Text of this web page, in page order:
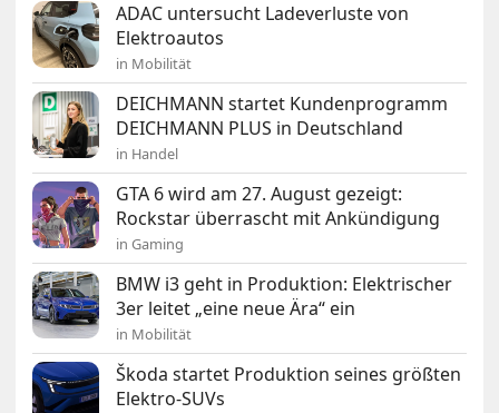
ADAC untersucht Ladeverluste von
Elektroautos
in Mobilität
DEICHMANN startet Kundenprogramm
DEICHMANN PLUS in Deutschland
in Handel
GTA 6 wird am 27. August gezeigt:
Rockstar überrascht mit Ankündigung
in Gaming
BMW i3 geht in Produktion: Elektrischer
3er leitet „eine neue Ära“ ein
in Mobilität
Škoda startet Produktion seines größten
Elektro-SUVs